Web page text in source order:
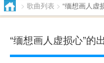
> 歌曲列表 > “缅想画人虚
“缅想画人虚损心”的